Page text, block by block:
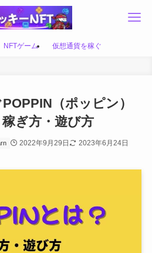
NFTゲーム 仮想通貨を稼ぐ
（ポッピン）
ぎ方・遊び方
2022年9月29日 2023年6月24日